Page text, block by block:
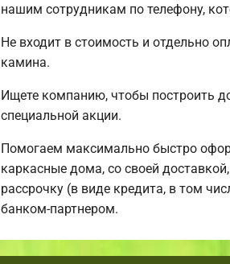
нашим сотрудникам по телефону,
Не входит в стоимость и отдельно
камина.
Ищете компанию, чтобы построить
специальной акции.
Помогаем максимально быстро
каркасные дома, со своей
рассрочку (в виде кредита, в том
банком-партнером.